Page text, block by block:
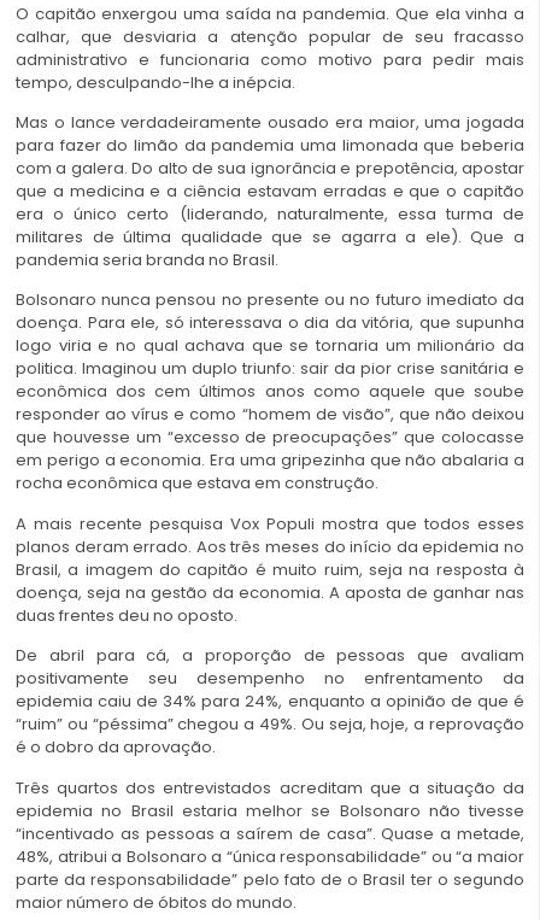
O capitão enxergou uma saída na pandemia. Que ela vinha a
calhar, que desviaria a atenção popular de seu fracasso
administrativo e funcionaria como motivo para pedir mais
tempo, desculpando-lhe a inépcia.
Mas o lance verdadeiramente ousado era maior, uma jogada
para fazer do limão da pandemia uma limonada que beberia
com a galera. Do alto de sua ignorância e prepotência, apostar
que a medicina e a ciência estavam erradas e que o capitão
era o único certo (liderando, naturalmente, essa turma de
militares de última qualidade que se agarra a ele). Que a
pandemia seria branda no Brasil.
Bolsonaro nunca pensou no presente ou no futuro imediato da
doença. Para ele, só interessava o dia da vitória, que supunha
logo viria e no qual achava que se tornaria um milionário da
politica. Imaginou um duplo triunfo: sair da pior crise sanitária e
econômica dos cem últimos anos como aquele que soube
responder ao vírus e como “homem de visão”, que não deixou
que houvesse um “excesso de preocupações” que colocasse
em perigo a economia. Era uma gripezinha que não abalaria a
rocha econômica que estava em construção.
A mais recente pesquisa Vox Populi mostra que todos esses
planos deram errado. Aos três meses do início da epidemia no
Brasil, a imagem do capitão é muito ruim, seja na resposta à
doença, seja na gestão da economia. A aposta de ganhar nas
duas frentes deu no oposto.
De abril para cá, a proporção de pessoas que avaliam
positivamente seu desempenho no enfrentamento da
epidemia caiu de 34% para 24%, enquanto a opinião de que é
“ruim” ou “péssima” chegou a 49%. Ou seja, hoje, a reprovação
é o dobro da aprovação.
Três quartos dos entrevistados acreditam que a situação da
epidemia no Brasil estaria melhor se Bolsonaro não tivesse
“incentivado as pessoas a saírem de casa”. Quase a metade,
48%, atribui a Bolsonaro a “única responsabilidade” ou “a maior
parte da responsabilidade” pelo fato de o Brasil ter o segundo
maior número de óbitos do mundo.